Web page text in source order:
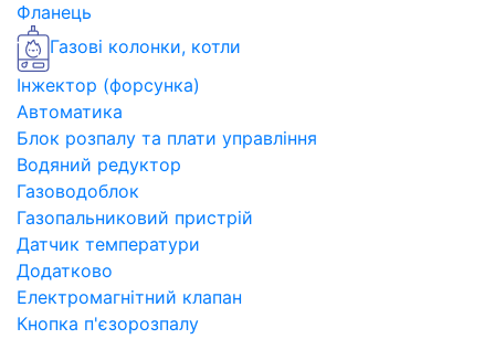
Фланець
Газові колонки, котли
Інжектор (форсунка)
Автоматика
Блок розпалу та плати управління
Водяний редуктор
Газоводоблок
Газопальниковий пристрій
Датчик температури
Додатково
Електромагнітний клапан
Кнопка п'єзорозпалу